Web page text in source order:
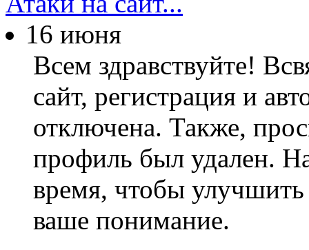
16 июня
Всем здравствуйте!
сайт, регистрация и
отключена. Также,
профиль был удален.
время, чтобы
ваше понимание.